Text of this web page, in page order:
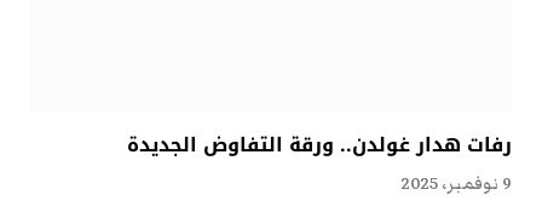
رفات هدار غولدن.. ورقة التفاوض الجديدة
9 نوفمبر، 2025